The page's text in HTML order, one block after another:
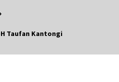
Taufan Kantongi